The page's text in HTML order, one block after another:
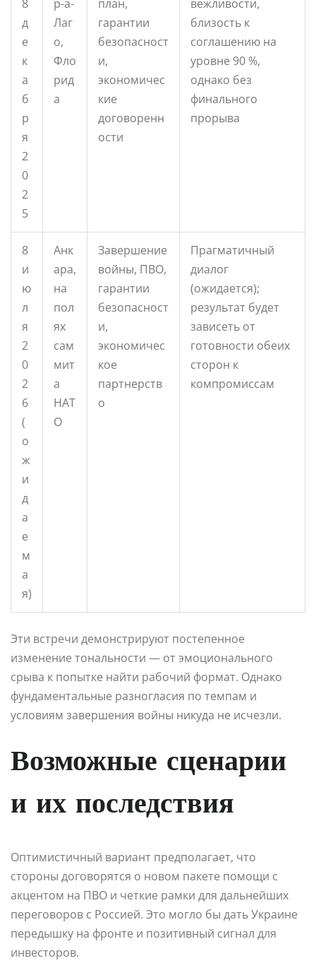
8
д
е
к
а
б
р
я
2
0
2
5
р-а-
Лаг
о,
Фло
рид
а
план,
гарантии
безопасност
и,
экономичес
кие
договоренн
ости
вежливости,
близость к
соглашению на
уровне 90 %,
однако без
финального
прорыва
8
и
ю
л
я
2
0
2
6
(
о
ж
и
д
а
е
м
а
я)
Анк
ара,
на
пол
ях
сам
мит
а
НАТ
О
Завершение
войны, ПВО,
гарантии
безопасност
и,
экономичес
кое
партнерств
о
Прагматичный
диалог
(ожидается);
результат будет
зависеть от
готовности обеих
сторон к
компромиссам
Эти встречи демонстрируют постепенное
изменение тональности — от эмоционального
срыва к попытке найти рабочий формат. Однако
фундаментальные разногласия по темпам и
условиям завершения войны никуда не исчезли.
Возможные сценарии
и их последствия
Оптимистичный вариант предполагает, что
стороны договорятся о новом пакете помощи с
акцентом на ПВО и четкие рамки для дальнейших
переговоров с Россией. Это могло бы дать Украине
передышку на фронте и позитивный сигнал для
инвесторов.